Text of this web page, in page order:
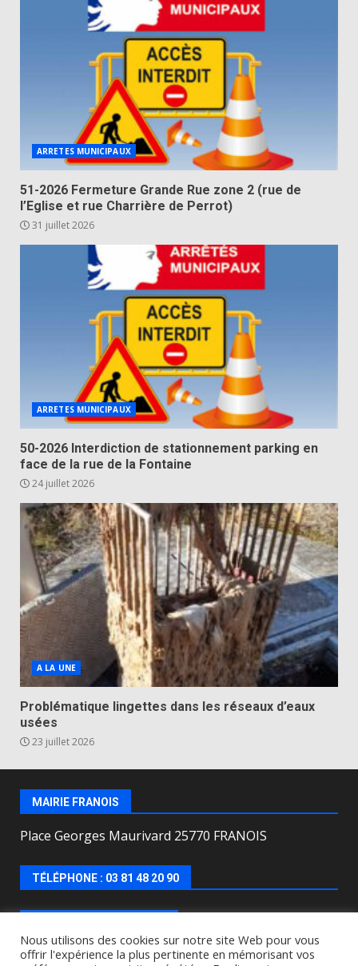
ARRETES MUNICIPAUX
51-2026 Fermeture Grande Rue zone 2 (rue de
l’Eglise et rue Charrière de Perrot)
31 juillet 2026
ARRETES MUNICIPAUX
50-2026 Interdiction de stationnement parking en
face de la rue de la Fontaine
24 juillet 2026
A LA UNE
Problématique lingettes dans les réseaux d’eaux
usées
23 juillet 2026
MAIRIE FRANOIS
Place Georges Maurivard 25770 FRANOIS
TÉLÉPHONE : 03 81 48 20 90
Lundi, mercredi, jeudi, vendredi de : 8h00 à 12h00 et
Nous utilisons des cookies sur notre site Web pour vous
offrir l'expérience la plus pertinente en mémorisant vos